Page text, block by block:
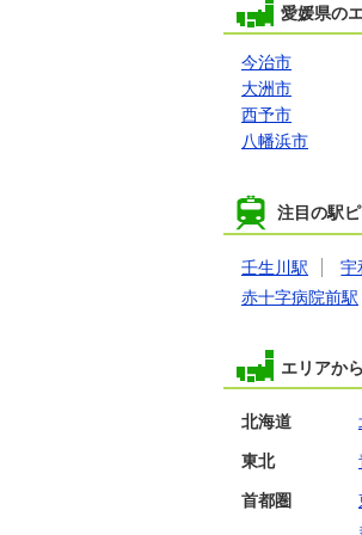
愛媛県の
今治市
大洲市
西予市
八幡浜市
注目の駅
壬生川駅 宇
赤十字病院前駅
エリアか
北海道
東北
首都圏